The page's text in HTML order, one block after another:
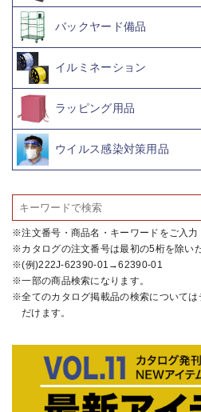
バックヤード備品
イルミネーション
ラッピング用品
ウイルス感染対策用品
注文番号・商品名・キーワードをご入力
カタログの注文番号は最初の5桁を除い
(例)222J-62390-01→62390-01
一部の商品検索になります。
全てのカタログ掲載品の検索について
だけます。